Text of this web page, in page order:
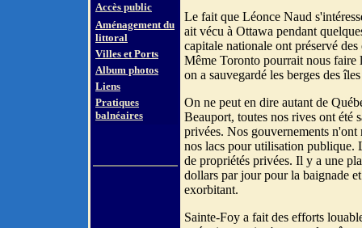
Accès public
Aménagement du
littoral
Villes et Ports
Album photos
Liens
Pratiques
balnéaires
Le fait que Léonce Naud
ait vécu à Ottawa pendant
capitale nationale ont préservé
Même Toronto pourrait nous faire
on a sauvegardé les berges des
On ne peut en dire autant de
Beauport, toutes nos rives ont été
privées. Nos gouvernements n'ont
nos lacs pour utilisation publique.
de propriétés privées. Il y a une
dollars par jour pour la baignade
exorbitant.
Sainte-Foy a fait des efforts